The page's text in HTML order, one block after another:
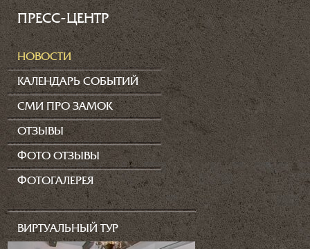
ПРЕСС-ЦЕНТР
НОВОСТИ
КАЛЕНДАРЬ СОБЫТИЙ
СМИ ПРО ЗАМОК
ОТЗЫВЫ
ФОТО ОТЗЫВЫ
ФОТОГАЛЕРЕЯ
ВИРТУАЛЬНЫЙ ТУР